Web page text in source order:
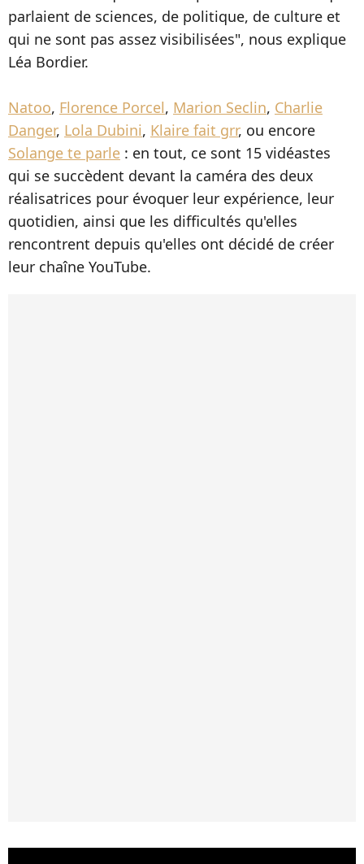
parlaient de sciences, de politique, de culture et
qui ne sont pas assez visibilisées", nous explique
Léa Bordier.
Natoo, Florence Porcel, Marion Seclin, Charlie
Danger, Lola Dubini, Klaire fait grr, ou encore
Solange te parle : en tout, ce sont 15 vidéastes
qui se succèdent devant la caméra des deux
réalisatrices pour évoquer leur expérience, leur
quotidien, ainsi que les difficultés qu'elles
rencontrent depuis qu'elles ont décidé de créer
leur chaîne YouTube.